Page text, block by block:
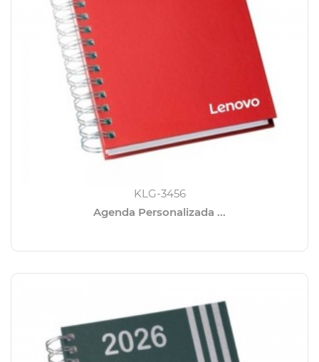
KLG-3456
Agenda Personalizada ...